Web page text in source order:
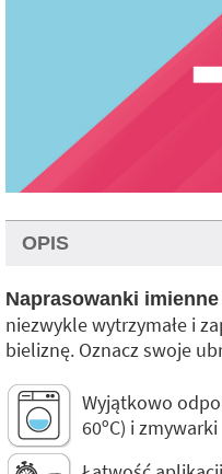
OPIS
Naprasowanki
niezwykle wytrzymałe i
bieliznę. Oznacz swoje
Wyjątkowo
60ºC) i zmywarki